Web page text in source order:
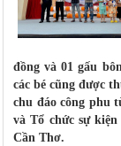
đồng và 01 gấu
các bé cũng được
chu đáo công phu
và Tổ chức sự
Cần Thơ.